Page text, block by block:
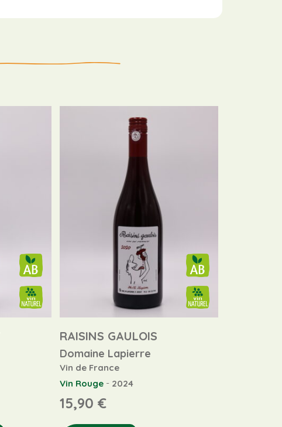
RAISINS GAULOIS
Domaine Lapierre
Vin de France
Vin Rouge - 2024
15,90 €